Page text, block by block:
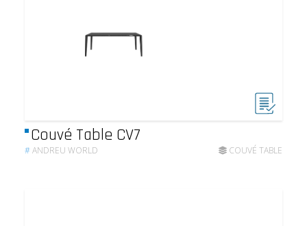
Couvé Table CV7
#ANDREU WORLD COUVÉ TABLE